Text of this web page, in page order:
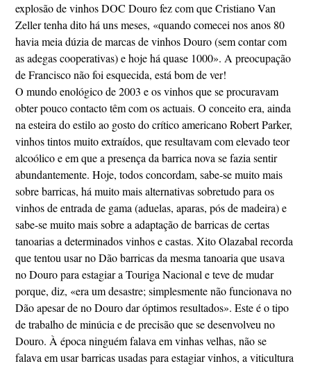
explosão de vinhos DOC Douro fez com que Cristiano Van
Zeller tenha dito há uns meses, «quando comecei nos anos 80
havia meia dúzia de marcas de vinhos Douro (sem contar com
as adegas cooperativas) e hoje há quase 1000». A preocupação
de Francisco não foi esquecida, está bom de ver!
O mundo enológico de 2003 e os vinhos que se procuravam
obter pouco contacto têm com os actuais. O conceito era, ainda
na esteira do estilo ao gosto do crítico americano Robert Parker,
vinhos tintos muito extraídos, que resultavam com elevado teor
alcoólico e em que a presença da barrica nova se fazia sentir
abundantemente. Hoje, todos concordam, sabe-se muito mais
sobre barricas, há muito mais alternativas sobretudo para os
vinhos de entrada de gama (aduelas, aparas, pós de madeira) e
sabe-se muito mais sobre a adaptação de barricas de certas
tanoarias a determinados vinhos e castas. Xito Olazabal recorda
que tentou usar no Dão barricas da mesma tanoaria que usava
no Douro para estagiar a Touriga Nacional e teve de mudar
porque, diz, «era um desastre; simplesmente não funcionava no
Dão apesar de no Douro dar óptimos resultados». Este é o tipo
de trabalho de minúcia e de precisão que se desenvolveu no
Douro. À época ninguém falava em vinhas velhas, não se
falava em usar barricas usadas para estagiar vinhos, a viticultura